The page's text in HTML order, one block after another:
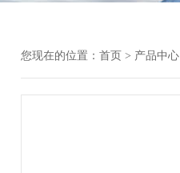
您现在的位置： 首页 > 产品中心